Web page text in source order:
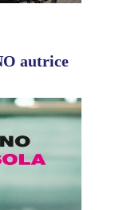
autrice